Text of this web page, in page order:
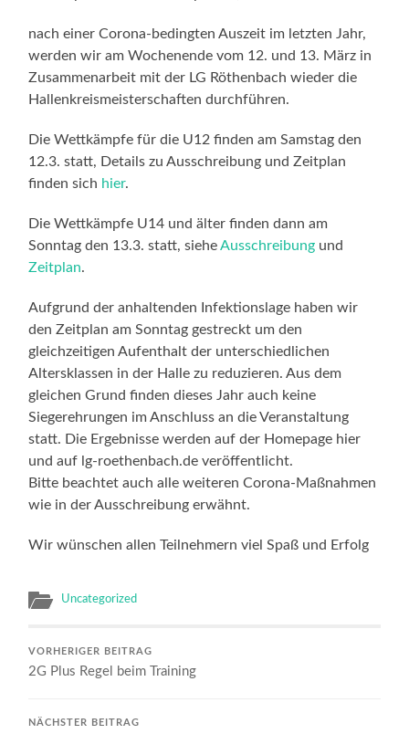
nach einer Corona-bedingten Auszeit im letzten Jahr,
werden wir am Wochenende vom 12. und 13. März in
Zusammenarbeit mit der LG Röthenbach wieder die
Hallenkreismeisterschaften durchführen.
Die Wettkämpfe für die U12 finden am Samstag den
12.3. statt, Details zu Ausschreibung und Zeitplan
finden sich hier.
Die Wettkämpfe U14 und älter finden dann am
Sonntag den 13.3. statt, sieheAusschreibung und
Zeitplan.
Aufgrund der anhaltenden Infektionslage haben wir
den Zeitplan am Sonntag gestreckt um den
gleichzeitigen Aufenthalt der unterschiedlichen
Altersklassen in der Halle zu reduzieren. Aus dem
gleichen Grund finden dieses Jahr auch keine
Siegerehrungen im Anschluss an die Veranstaltung
statt. Die Ergebnisse werden auf der Homepage hier
und auf lg-roethenbach.de veröffentlicht.
Bitte beachtet auch alle weiteren Corona-Maßnahmen
wie in der Ausschreibung erwähnt.
Wir wünschen allen Teilnehmern viel Spaß und Erfolg
Uncategorized
VORHERIGER BEITRAG
2G Plus Regel beim Training
NÄCHSTER BEITRAG